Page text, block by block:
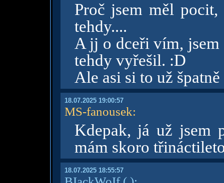
Proč jsem měl
tehdy....
A jj o dceři vím, jsem
tehdy vyřešil. :D
Ale asi si to už
18.07.2025 19:00:57
MS-fanousek:
Kdepak, já už jsem
mám skoro
18.07.2025 18:55:57